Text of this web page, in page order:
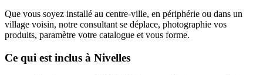
Que vous soyez installé au centre-ville, en périphérie ou dans un
village voisin, notre consultant se déplace, photographie vos
produits, paramètre votre catalogue et vous forme.
Ce qui est inclus à Nivelles